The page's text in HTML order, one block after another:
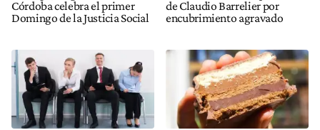
Córdoba celebra el primer
Domingo de la Justicia Social
de Claudio Barrelier por
encubrimiento agravado